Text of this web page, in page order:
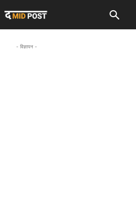
- विज्ञापन -